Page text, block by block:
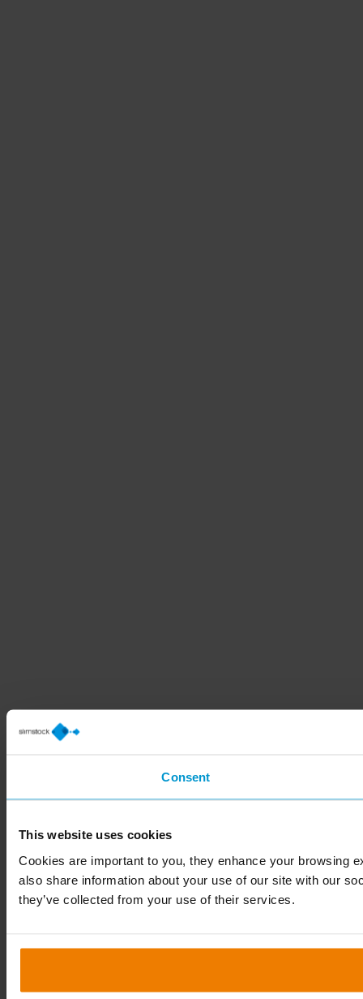
Consent
This website uses cookies
Cookies are important to you, they enhance your browsing
also share information about your use of our site with our
they’ve collected from your use of their services.